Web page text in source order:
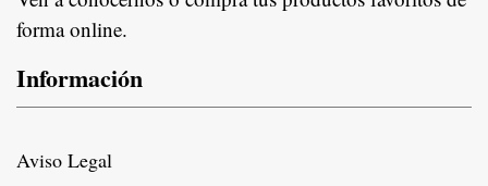
forma online.
Información
Aviso Legal